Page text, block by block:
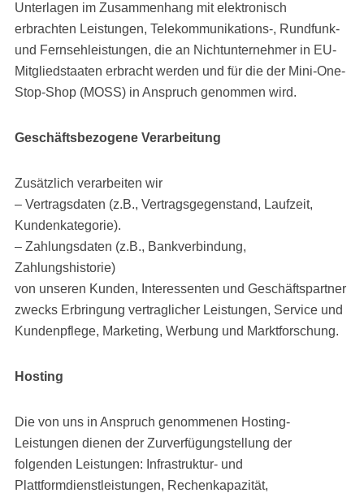
Unterlagen im Zusammenhang mit elektronisch
erbrachten Leistungen, Telekommunikations-, Rundfunk-
und Fernsehleistungen, die an Nichtunternehmer in EU-
Mitgliedstaaten erbracht werden und für die der Mini-One-
Stop-Shop (MOSS) in Anspruch genommen wird.
Geschäftsbezogene Verarbeitung
Zusätzlich verarbeiten wir
– Vertragsdaten (z.B., Vertragsgegenstand, Laufzeit,
Kundenkategorie).
– Zahlungsdaten (z.B., Bankverbindung,
Zahlungshistorie)
von unseren Kunden, Interessenten und Geschäftspartner
zwecks Erbringung vertraglicher Leistungen, Service und
Kundenpflege, Marketing, Werbung und Marktforschung.
Hosting
Die von uns in Anspruch genommenen Hosting-
Leistungen dienen der Zurverfügungstellung der
folgenden Leistungen: Infrastruktur- und
Plattformdienstleistungen, Rechenkapazität,